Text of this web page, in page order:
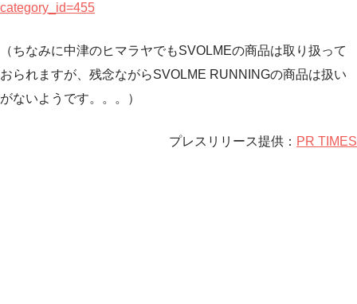
category_id=455
（ちなみに中津のヒマラヤでもSVOLMEの商品は取り扱って
おられますが、残念ながらSVOLME RUNNINGの商品は扱い
がないようです。。。）
プレスリリース提供： PR TIMES